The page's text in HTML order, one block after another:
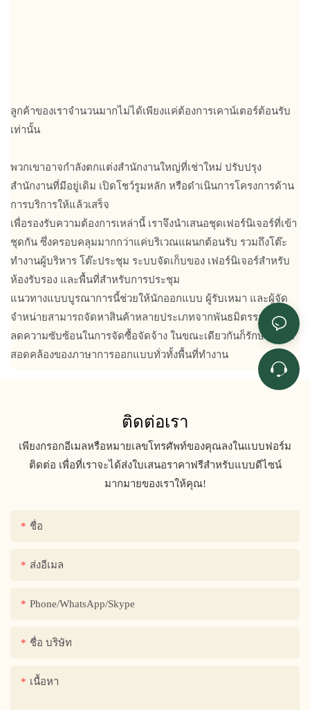
ลูกค้าของเราจำนวนมากไม่ได้เพียงแค่ต้องการเคาน์เตอร์ต้อนรับ
เท่านั้น
พวกเขาอาจกำลังตกแต่งสำนักงานใหญ่ที่เช่าใหม่ ปรับปรุง
สำนักงานที่มีอยู่เดิม เปิดโชว์รูมหลัก หรือดำเนินการโครงการด้าน
การบริการให้แล้วเสร็จ
เพื่อรองรับความต้องการเหล่านี้ เราจึงนำเสนอชุดเฟอร์นิเจอร์ที่เข้า
ชุดกัน ซึ่งครอบคลุมมากกว่าแค่บริเวณแผนกต้อนรับ รวมถึงโต๊ะ
ทำงานผู้บริหาร โต๊ะประชุม ระบบจัดเก็บของ เฟอร์นิเจอร์สำหรับ
ห้องรับรอง และพื้นที่สำหรับการประชุม
แนวทางแบบบูรณาการนี้ช่วยให้นักออกแบบ ผู้รับเหมา และผู้จัด
จำหน่ายสามารถจัดหาสินค้าหลายประเภทจากพันธมิตรรายเดียว
ลดความซับซ้อนในการจัดซื้อจัดจ้าง ในขณะเดียวกันก็รักษาความ
สอดคล้องของภาษาการออกแบบทั่วทั้งพื้นที่ทำงาน
ติดต่อเรา
เพียงกรอกอีเมลหรือหมายเลขโทรศัพท์ของคุณลงในแบบฟอร์ม
ติดต่อ เพื่อที่เราจะได้ส่งใบเสนอราคาฟรีสำหรับแบบดีไซน์
มากมายของเราให้คุณ!
ชื่อ
ส่งอีเมล
Phone/WhatsApp/Skype
ชื่อ บริษัท
เนื้อหา